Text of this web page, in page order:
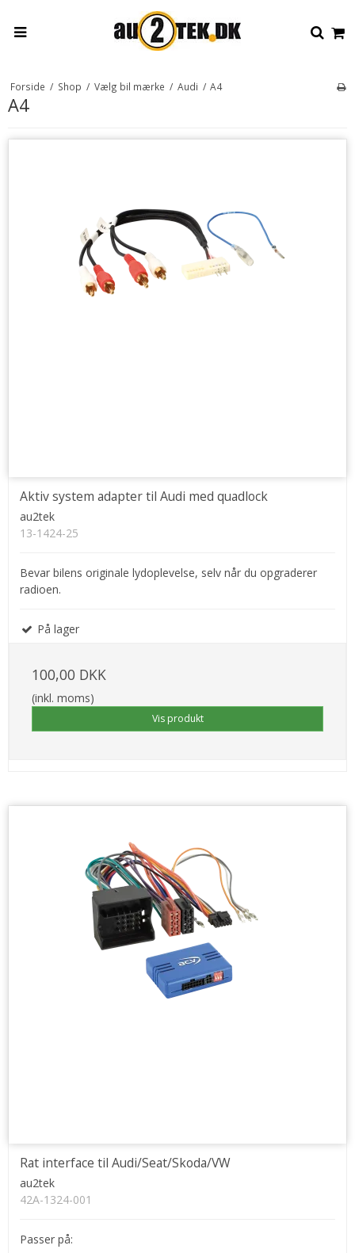
Forside / Shop / Vælg bil mærke / Audi / A4
A4
Aktiv system adapter til Audi med quadlock
au2tek
13-1424-25
Bevar bilens originale lydoplevelse, selv når du opgraderer
radioen.
På lager
100,00 DKK
(inkl. moms)
Vis produkt
Rat interface til Audi/Seat/Skoda/VW
au2tek
42A-1324-001
Passer på: